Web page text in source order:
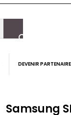

DEVENIR
Samsung